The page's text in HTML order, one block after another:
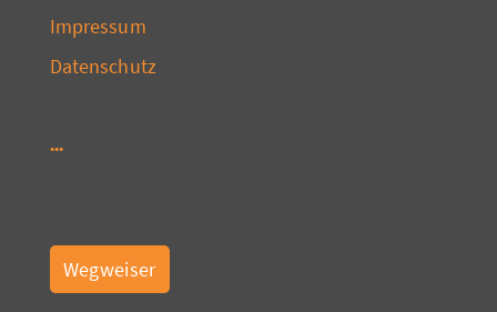
Impressum
Datenschutz
Wegweiser